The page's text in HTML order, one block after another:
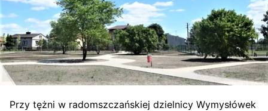
Przy tężni w radomszczańskiej dzielnicy Wymysłówek